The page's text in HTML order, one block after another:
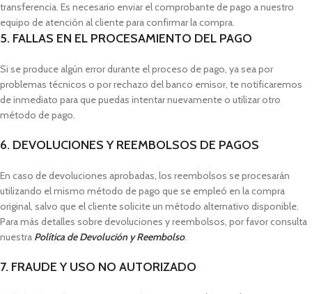
transferencia. Es necesario enviar el comprobante de pago a nuestro
equipo de atención al cliente para confirmar la compra.
5. FALLAS EN EL PROCESAMIENTO DEL PAGO
Si se produce algún error durante el proceso de pago, ya sea por
problemas técnicos o por rechazo del banco emisor, te notificaremos
de inmediato para que puedas intentar nuevamente o utilizar otro
método de pago.
6. DEVOLUCIONES Y REEMBOLSOS DE PAGOS
En caso de devoluciones aprobadas, los reembolsos se procesarán
utilizando el mismo método de pago que se empleó en la compra
original, salvo que el cliente solicite un método alternativo disponible.
Para más detalles sobre devoluciones y reembolsos, por favor consulta
nuestra Política de Devolución y Reembolso.
7. FRAUDE Y USO NO AUTORIZADO